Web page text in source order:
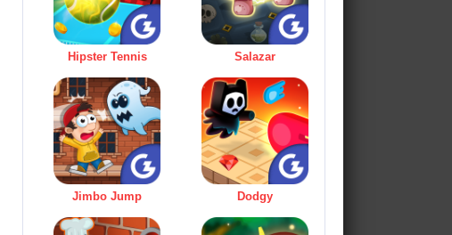
Hipster Tennis Salazar
Jimbo Jump Dodgy